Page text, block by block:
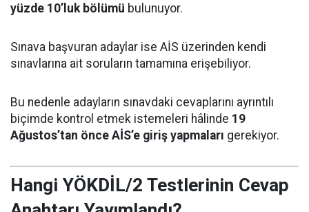
yüzde 10’luk bölümü bulunuyor.
Sınava başvuran adaylar ise AİS üzerinden kendi
sınavlarına ait soruların tamamına erişebiliyor.
Bu nedenle adayların sınavdaki cevaplarını ayrıntılı
biçimde kontrol etmek istemeleri hâlinde 19
Ağustos’tan önce AİS’e giriş yapmaları gerekiyor.
Hangi YÖKDİL/2 Testlerinin Cevap